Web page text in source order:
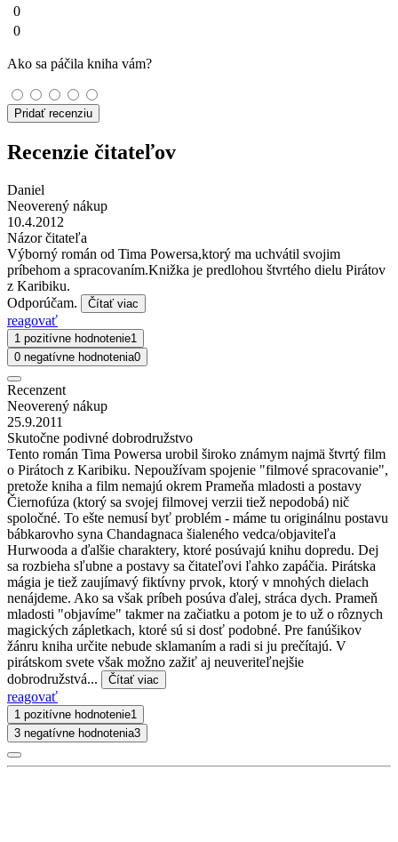
0
0
Ako sa páčila kniha vám?
Pridať recenziu
Recenzie čitateľov
Daniel
Neoverený nákup
10.4.2012
Názor čitateľa
Výborný román od Tima Powersa,ktorý ma uchvátil svojim
príbehom a spracovaním.Knižka je predlohou štvrtého dielu Pirátov
z Karibiku.
Odporúčam.
Čítať viac
reagovať
1 pozitívne hodnotenie1
0 negatívne hodnotenia0
Recenzent
Neoverený nákup
25.9.2011
Skutočne podivné dobrodružstvo
Tento román Tima Powersa urobil široko známym najmä štvrtý film
o Pirátoch z Karibiku. Nepoužívam spojenie "filmové spracovanie",
pretože kniha a film nemajú okrem Prameňa mladosti a postavy
Čiernofúza (ktorý sa svojej filmovej verzii tiež nepodobá) nič
spoločné. To ešte nemusí byť problém - máme tu originálnu postavu
bábkarovho syna Chandagnaca šialeného vedca/objaviteľa
Hurwooda a ďalšie charaktery, ktoré posúvajú knihu dopredu. Dej
sa rozbieha sľubne a postavy sa čitateľovi ľahko zapáčia. Pirátska
mágia je tiež zaujímavý fiktívny prvok, ktorý v mnohých dielach
nenájdeme. Ako sa však príbeh posúva ďalej, stráca dych. Prameň
mladosti "objavíme" takmer na začiatku a potom je to už o rôznych
magických zápletkach, ktoré sú si dosť podobné. Pre fanúšikov
žánru kniha určite nebude sklamaním a radi si ju prečítajú. V
pirátskom svete však možno zažiť aj neuveriteľnejšie
dobrodružstvá...
Čítať viac
reagovať
1 pozitívne hodnotenie1
3 negatívne hodnotenia3